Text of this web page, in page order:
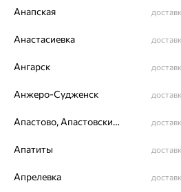
Гарантия и возврат
Идеальный комплект
Анапская
Анастасиевка
Ангарск
Анжеро-Судженск
Апастово, Апастовский район
Апатиты
Апрелевка